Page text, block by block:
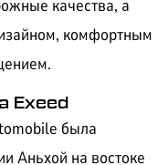
качества, а
комфортным
Exeed
была
Аньхой на востоке